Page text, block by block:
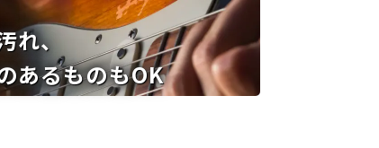
れ、
あるものもOK